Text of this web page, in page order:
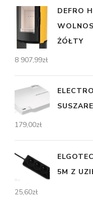
DEFRO
ŻÓŁTY
8 907,99zł
179,00zł
5M Z
25,60zł